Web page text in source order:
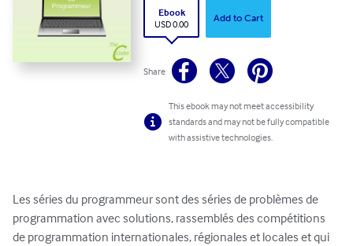
Ebook
USD 0.00
Add to Cart
Share
This ebook may not meet accessibility
standards and may not be fully compatible
with assistive technologies.
Les séries du programmeur sont des séries de problèmes de
programmation avec solutions, rassemblés des compétitions
de programmation internationales, régionales et locales et qui